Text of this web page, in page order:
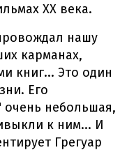
ХХ века.
нашу
карманах,
книг... Это один
Его
небольшая,
к ним... И
Грегуар